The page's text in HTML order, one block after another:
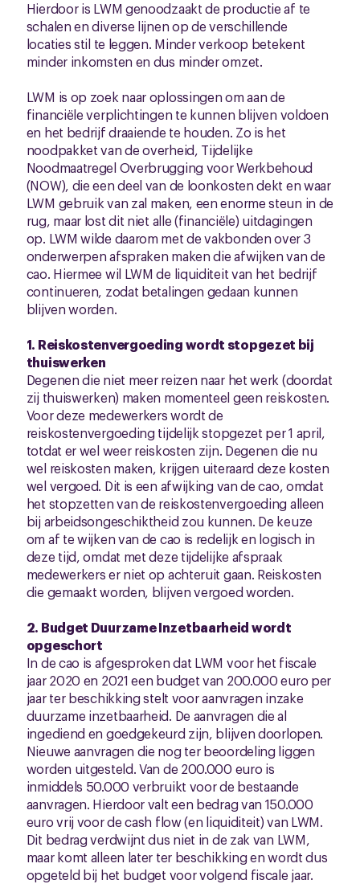
Hierdoor is LWM genoodzaakt de productie af te
schalen en diverse lijnen op de verschillende
locaties stil te leggen. Minder verkoop betekent
minder inkomsten en dus minder omzet.
LWM is op zoek naar oplossingen om aan de
financiële verplichtingen te kunnen blijven voldoen
en het bedrijf draaiende te houden. Zo is het
noodpakket van de overheid, Tijdelijke
Noodmaatregel Overbrugging voor Werkbehoud
(NOW), die een deel van de loonkosten dekt en waar
LWM gebruik van zal maken, een enorme steun in de
rug, maar lost dit niet alle (financiële) uitdagingen
op. LWM wilde daarom met de vakbonden over 3
onderwerpen afspraken maken die afwijken van de
cao. Hiermee wil LWM de liquiditeit van het bedrijf
continueren, zodat betalingen gedaan kunnen
blijven worden.
1. Reiskostenvergoeding wordt stopgezet bij
thuiswerken
Degenen die niet meer reizen naar het werk (doordat
zij thuiswerken) maken momenteel geen reiskosten.
Voor deze medewerkers wordt de
reiskostenvergoeding tijdelijk stopgezet per 1 april,
totdat er wel weer reiskosten zijn. Degenen die nu
wel reiskosten maken, krijgen uiteraard deze kosten
wel vergoed. Dit is een afwijking van de cao, omdat
het stopzetten van de reiskostenvergoeding alleen
bij arbeidsongeschiktheid zou kunnen. De keuze
om af te wijken van de cao is redelijk en logisch in
deze tijd, omdat met deze tijdelijke afspraak
medewerkers er niet op achteruit gaan. Reiskosten
die gemaakt worden, blijven vergoed worden.
2. Budget Duurzame Inzetbaarheid wordt
opgeschort
In de cao is afgesproken dat LWM voor het fiscale
jaar 2020 en 2021 een budget van 200.000 euro per
jaar ter beschikking stelt voor aanvragen inzake
duurzame inzetbaarheid. De aanvragen die al
ingediend en goedgekeurd zijn, blijven doorlopen.
Nieuwe aanvragen die nog ter beoordeling liggen
worden uitgesteld. Van de 200.000 euro is
inmiddels 50.000 verbruikt voor de bestaande
aanvragen. Hierdoor valt een bedrag van 150.000
euro vrij voor de cash flow (en liquiditeit) van LWM.
Dit bedrag verdwijnt dus niet in de zak van LWM,
maar komt alleen later ter beschikking en wordt dus
opgeteld bij het budget voor volgend fiscale jaar.